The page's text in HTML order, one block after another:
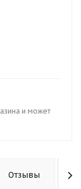
и может
Отзывы